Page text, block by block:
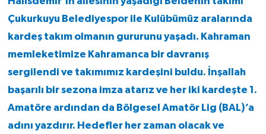
Çukurkuyu Belediyespor ile Kulübümüz aralarında
kardeş takım olmanın gururunu yaşadı. Kahraman
memleketimize Kahramanca bir davranış
sergilendi ve takımımız kardeşini buldu. İnşallah
başarılı bir sezona imza atarız ve her iki kardeşte 1.
Amatöre ardından da Bölgesel Amatör Lig (BAL)’a
adını yazdırır. Hedefler her zaman olacak ve